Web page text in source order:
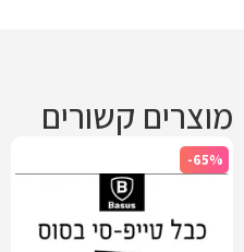
מוצרים קשורים
-65%